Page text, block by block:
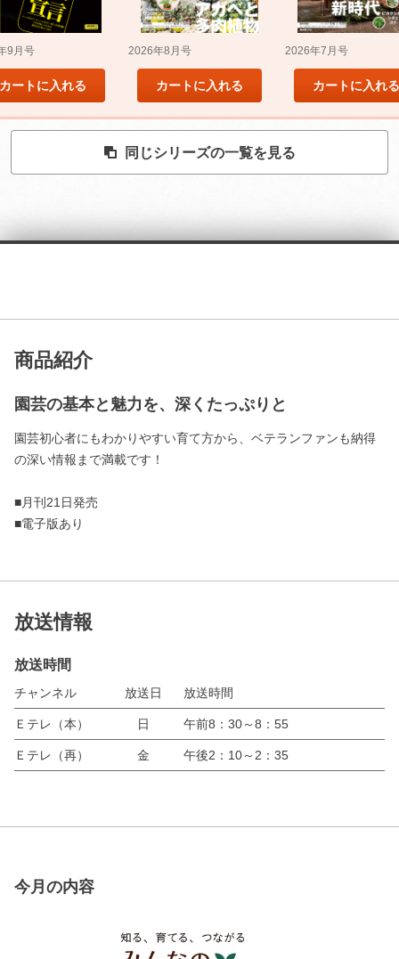
9月号
カートに入れる
2026年8月号
カートに入れる
2026年7月号
カートに入れる
同じシリーズの一覧を見る
商品紹介
園芸の基本と魅力を、深くたっぷりと
園芸初心者にもわかりやすい育て方から、ベテランファンも納得
の深い情報まで満載です！
■月刊21日発売
■電子版あり
放送情報
放送時間
チャンネル 放送日 放送時間
Ｅテレ（本） 日 午前8：30～8：55
Ｅテレ（再） 金 午後2：10～2：35
今月の内容